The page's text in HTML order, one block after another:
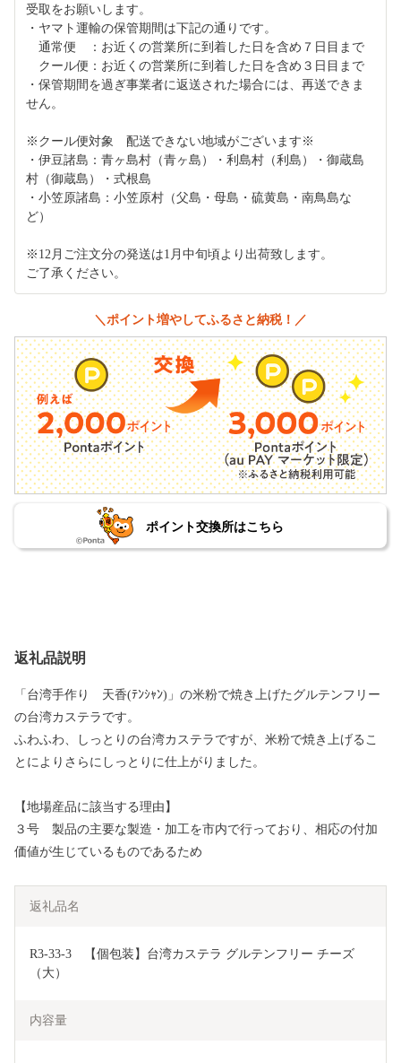
受取をお願いします。
・ヤマト運輸の保管期間は下記の通りです。
通常便 ：お近くの営業所に到着した日を含め７日目まで
クール便：お近くの営業所に到着した日を含め３日目まで
・保管期間を過ぎ事業者に返送された場合には、再送できま
せん。
※クール便対象 配送できない地域がございます※
・伊豆諸島：青ヶ島村（青ヶ島）・利島村（利島）・御蔵島
村（御蔵島）・式根島
・小笠原諸島：小笠原村（父島・母島・硫黄島・南鳥島な
ど）
※12月ご注文分の発送は1月中旬頃より出荷致します。
ご了承ください。
＼ポイント増やしてふるさと納税！／
ポイント交換所はこちら
返礼品説明
「台湾手作り 天香(ﾃﾝｼｬﾝ)」の米粉で焼き上げたグルテンフリー
の台湾カステラです。
ふわふわ、しっとりの台湾カステラですが、米粉で焼き上げるこ
とによりさらにしっとりに仕上がりました。
【地場産品に該当する理由】
３号 製品の主要な製造・加工を市内で行っており、相応の付加
価値が生じているものであるため
返礼品名
R3-33-3　【個包装】台湾カステラ グルテンフリー チーズ
（大）
内容量